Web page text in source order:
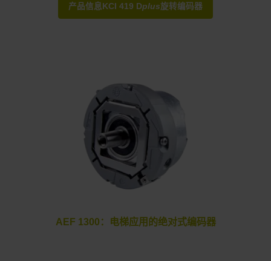
产品信息KCI 419 Dplus旋转编码器
AEF 1300：电梯应用的绝对式编码器